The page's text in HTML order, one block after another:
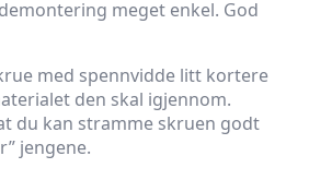
meget enkel. God
med spennvidde litt kortere
den skal igjennom.
du kan stramme skruen godt
jengene.